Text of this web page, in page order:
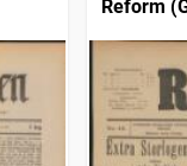
Reform